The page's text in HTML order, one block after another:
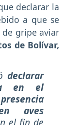
declarar la
a que se
gripe aviar
de Bolívar,
declarar
en el
aves